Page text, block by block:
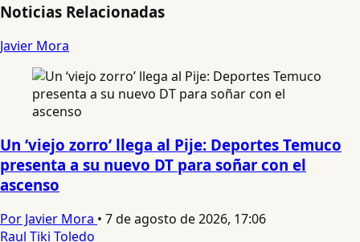
Noticias Relacionadas
Javier Mora
Un ‘viejo zorro’ llega al Pije: Deportes Temuco
presenta a su nuevo DT para soñar con el
ascenso
Por Javier Mora • 7 de agosto de 2026, 17:06
Raul Tiki Toledo